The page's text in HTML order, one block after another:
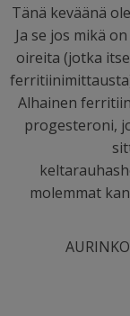
Tänä keväänä
Ja se jos mikä
oireita (jotka
Alhainen
progesteroni,
molemmat